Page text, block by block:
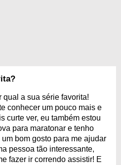
qual a sua série favorita!
conhecer um pouco mais e
curte ver, eu também estou
para maratonar e tenho
bom gosto para me ajudar
pessoa tão interessante,
fazer ir correndo assistir! E